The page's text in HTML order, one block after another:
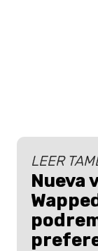
LEER
Nueva